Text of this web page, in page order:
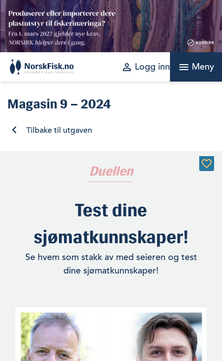
Skip
content
perm_identity Logg inn menu Meny
Magasin9 – 2024
Tilbake til utgaven
Duellen
Test dine
sjømatkunnskaper!
Se hvem som stakk av med seieren og test
dine sjømatkunnskaper!